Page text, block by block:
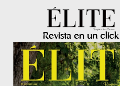
Revista en un click